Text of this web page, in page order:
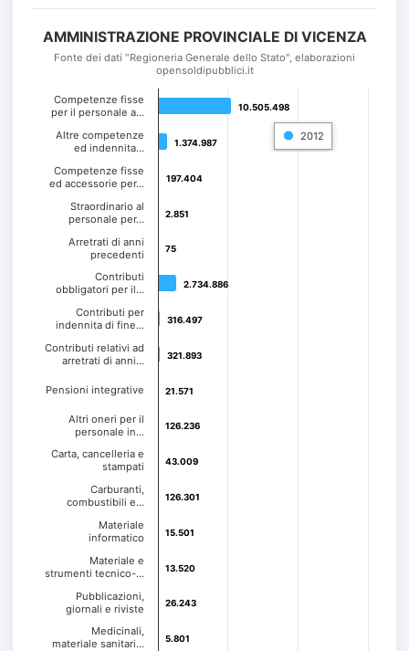
AMMINISTRAZIONE PROVINCIALE DI VICENZA
Fonte dei dati "Regioneria Generale dello Stato", elaborazioni
opensoldipubblici.it
10.505.498
10.505.498
1.374.987
1.374.987
197.404
197.404
2.851
2.851
75
75
2.734.886
2.734.886
316.497
316.497
321.893
321.893
21.571
21.571
126.236
126.236
43.009
43.009
126.301
126.301
15.501
15.501
13.520
13.520
26.243
26.243
5.801
5.801
2012
Competenze fisse
per il personale a…
Altre competenze
ed indennita…
Competenze fisse
ed accessorie per…
Straordinario al
personale per…
Arretrati di anni
precedenti
Contributi
obbligatori per il…
Contributi per
indennita di fine…
Contributi relativi ad
arretrati di anni…
Pensioni integrative
Altri oneri per il
personale in…
Carta, cancelleria e
stampati
Carburanti,
combustibili e…
Materiale
informatico
Materiale e
strumenti tecnico-…
Pubblicazioni,
giornali e riviste
Medicinali,
materiale sanitari…